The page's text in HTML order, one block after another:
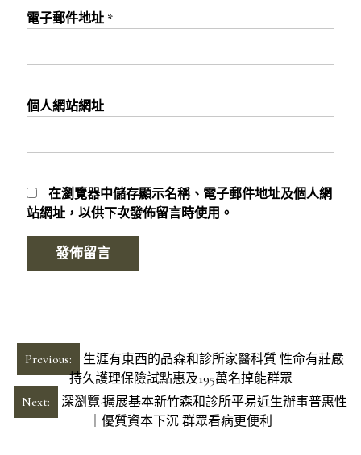
電子郵件地址 *
個人網站網址
在瀏覽器中儲存顯示名稱、電子郵件地址及個人網
站網址，以供下次發佈留言時使用。
文
章
導
Previous:
生涯有東西的品森和診所家醫科質 性命有莊嚴
持久護理保險試點惠及195萬名掉能群眾
Next:
深瀏覽·擴展基本新竹森和診所平易近生辦事普惠性
｜優質資本下沉 群眾看病更便利